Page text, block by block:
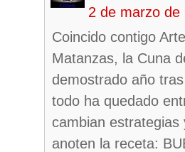
2 de marzo de
Coincido contigo
Matanzas, la Cuna
demostrado año
todo ha quedado
cambian estrategias
anoten la receta: